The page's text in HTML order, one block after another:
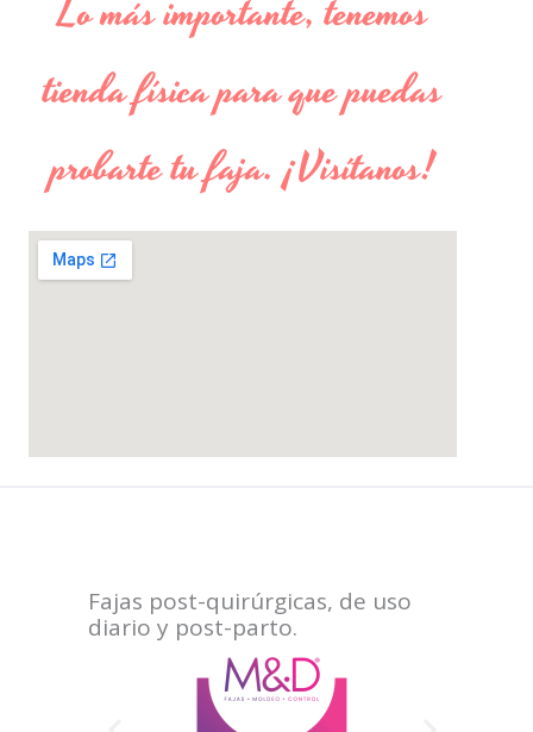
Lo más importante, tenemos
tienda física para que puedas
probarte tu faja. ¡Visítanos!
Fajas post-quirúrgicas, de uso
diario y post-parto.